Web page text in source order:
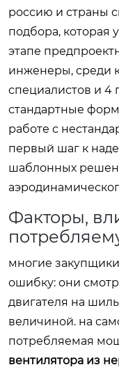
россию и страны
подбора, которая
этапе
инженеры, среди
специалистов и 4
стандартные
работе с
первый шаг к
шаблонных
Факторы,
многие
ошибку: они
двигателя на
величиной. на
потребляемая
вентилятора из